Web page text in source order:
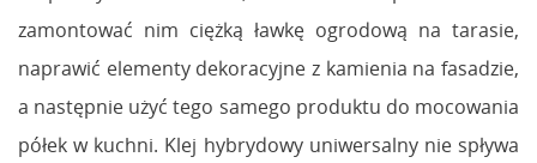
zamontować nim ciężką ławkę ogrodową na tarasie,
naprawić elementy dekoracyjne z kamienia na fasadzie,
a następnie użyć tego samego produktu do mocowania
półek w kuchni. Klej hybrydowy uniwersalny nie spływa